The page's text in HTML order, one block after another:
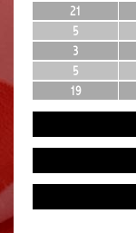
21
5
3
5
19